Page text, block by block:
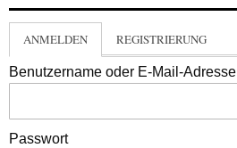
ANMELDEN REGISTRIERUNG
Benutzername oder E-Mail-Adresse
Passwort